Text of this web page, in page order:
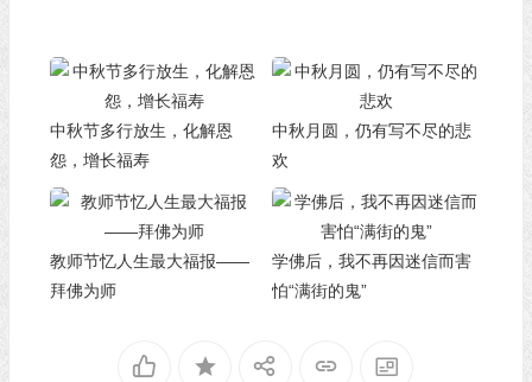
中秋节多行放生，化解恩
怨，增长福寿
中秋月圆，仍有写不尽的悲
欢
教师节忆人生最大福报——
拜佛为师
学佛后，我不再因迷信而害
怕“满街的鬼”